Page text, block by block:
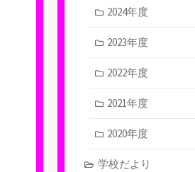
2024年度
2023年度
2022年度
2021年度
2020年度
学校だより